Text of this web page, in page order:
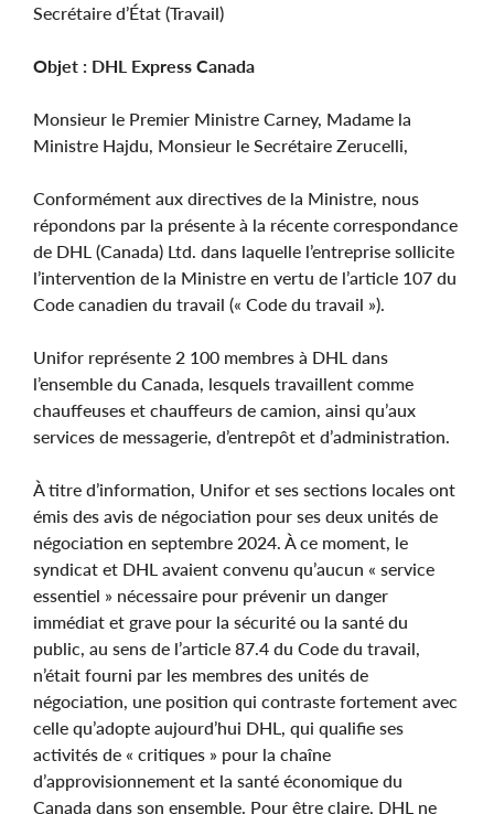
Secrétaire d’État (Travail)
Objet : DHL Express Canada
Monsieur le Premier Ministre Carney, Madame la
Ministre Hajdu, Monsieur le Secrétaire Zerucelli,
Conformément aux directives de la Ministre, nous
répondons par la présente à la récente correspondance
de DHL (Canada) Ltd. dans laquelle l’entreprise sollicite
l’intervention de la Ministre en vertu de l’article 107 du
Code canadien du travail (« Code du travail »).
Unifor représente 2 100 membres à DHL dans
l’ensemble du Canada, lesquels travaillent comme
chauffeuses et chauffeurs de camion, ainsi qu’aux
services de messagerie, d’entrepôt et d’administration.
À titre d’information, Unifor et ses sections locales ont
émis des avis de négociation pour ses deux unités de
négociation en septembre 2024. À ce moment, le
syndicat et DHL avaient convenu qu’aucun « service
essentiel » nécessaire pour prévenir un danger
immédiat et grave pour la sécurité ou la santé du
public, au sens de l’article 87.4 du Code du travail,
n’était fourni par les membres des unités de
négociation, une position qui contraste fortement avec
celle qu’adopte aujourd’hui DHL, qui qualifie ses
activités de « critiques » pour la chaîne
d’approvisionnement et la santé économique du
Canada dans son ensemble. Pour être claire, DHL ne